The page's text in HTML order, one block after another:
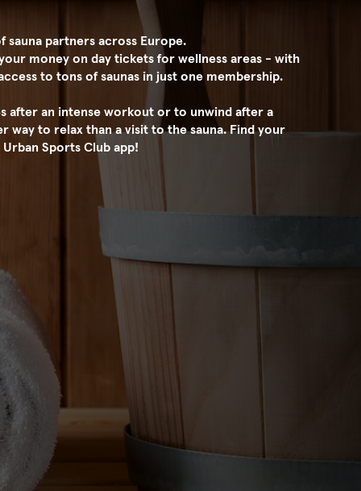
sauna partners across Europe.
money on day tickets for wellness areas - with
to tons of saunas in just one membership.
after an intense workout or to unwind after a
way to relax than a visit to the sauna. Find your
Sports Club app!